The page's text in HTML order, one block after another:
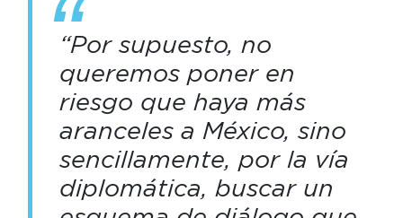
“Por supuesto, no
queremos poner en
riesgo que haya más
aranceles a México, sino
sencillamente, por la vía
diplomática, buscar un